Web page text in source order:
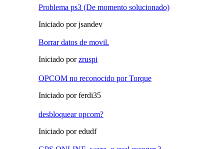
Problema ps3 (De momento solucionado)
Iniciado por jsandev
Borrar datos de movil.
Iniciado porzruspi
OPCOM no reconocido por Torque
Iniciado por ferdi35
desbloquear opcom?
Iniciado por edudf